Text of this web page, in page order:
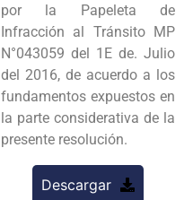
por la Papeleta de
Infracción al Tránsito MP
N°043059 del 1E de. Julio
del 2016, de acuerdo a los
fundamentos expuestos en
la parte considerativa de la
presente resolución.
Descargar